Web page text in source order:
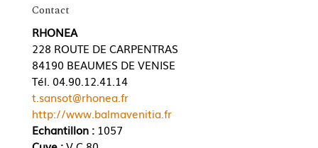
Contact
RHONEA
228 ROUTE DE CARPENTRAS
84190 BEAUMES DE VENISE
Tél. 04.90.12.41.14
t.sansot@rhonea.fr
http://www.balmavenitia.fr
Echantillon :1057